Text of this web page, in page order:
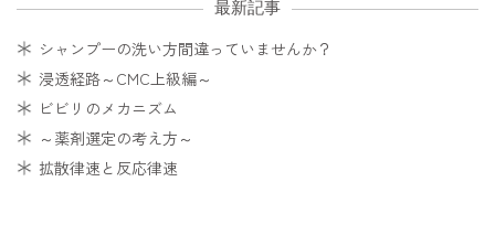
最新記事
シャンプーの洗い方間違っていませんか？
浸透経路～CMC上級編～
ビビリのメカニズム
～薬剤選定の考え方～
拡散律速と反応律速